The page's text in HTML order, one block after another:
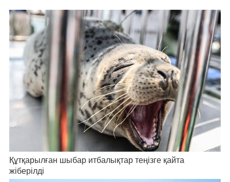
Құтқарылған шыбар итбалықтар теңізге қайта
жіберілді